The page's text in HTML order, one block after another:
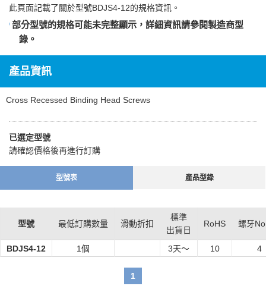
此頁面記載了關於型號BDJS4-12的規格資訊。
部分型號的規格可能未完整顯示，詳細資訊請參閱製造商型
錄 。
產品資訊
Cross Recessed Binding Head Screws
已選定型號
請確認價格後再進行訂購
型號表 產品型錄
型號 最低訂購數量 滑動折扣
標準
出貨日
RoHS 螺牙
BDJS4-12 1個 3天～ 10 4
1